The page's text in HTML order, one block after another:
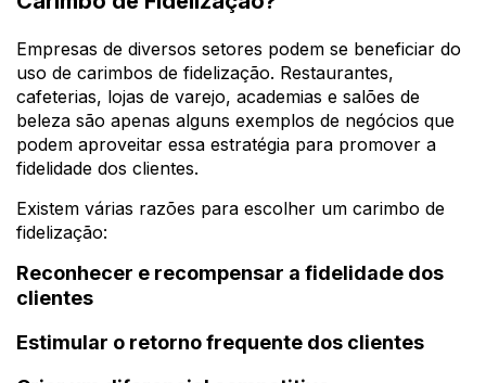
Empresas de diversos setores podem se beneficiar do
uso de carimbos de fidelização. Restaurantes,
cafeterias, lojas de varejo, academias e salões de
beleza são apenas alguns exemplos de negócios que
podem aproveitar essa estratégia para promover a
fidelidade dos clientes.
Existem várias razões para escolher um carimbo de
fidelização:
Reconhecer e recompensar a fidelidade dos
clientes
Estimular o retorno frequente dos clientes